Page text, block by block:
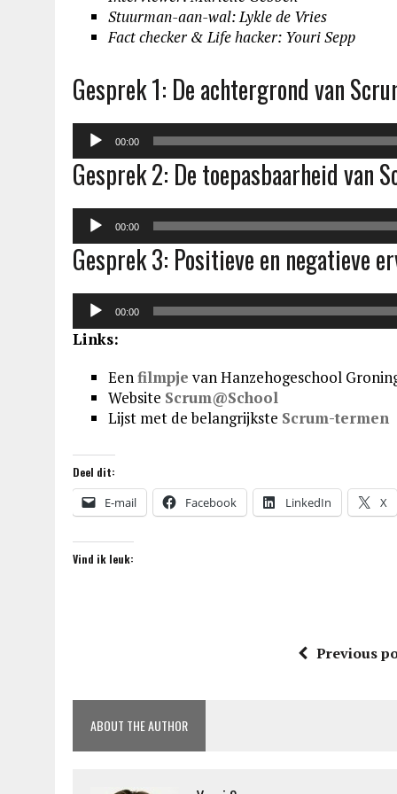
Stuurman-aan-wal: Lykle de Vries
Fact checker & Life hacker: Youri Sepp
Gesprek 1: De achtergrond van
Audiospeler
00:00
Gesprek 2: De toepasbaarheid van
Audiospeler
00:00
Gesprek 3: Positieve en negatieve
Audiospeler
00:00
Links:
Eenfilmpje van Hanzehogeschool
Website Scrum@School
Lijst met de belangrijkste Scrum-termen
Deel dit:
E-mail Facebook LinkedIn X
Vind ik leuk:
Previous
ABOUT THE AUTHOR